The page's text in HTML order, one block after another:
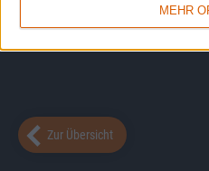
MEHR
Zur Übersicht